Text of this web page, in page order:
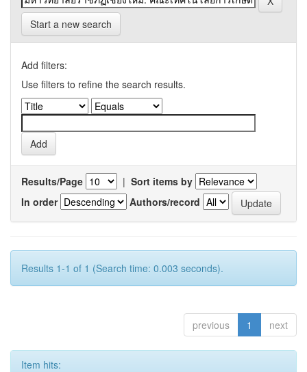
Start a new search
Add filters:
Use filters to refine the search results.
Results/Page | Sort items by
In order
Authors/record
Results 1-1 of 1 (Search time: 0.003 seconds).
previous 1 next
Item hits: